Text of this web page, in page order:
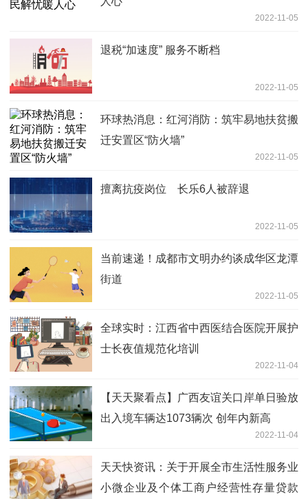
2022-11-05
退税“加速度” 服务不断档
2022-11-05
环球热消息：红河消防：筑牢易地扶贫搬
迁安置区“防火墙”
2022-11-05
擅离抗疫岗位 长乐6人被辞退
2022-11-05
当前速递！成都市文明办约谈成华区龙潭
街道
2022-11-05
全球实时：江西省中西医结合医院开展护
士长夜值规范化培训
2022-11-04
【天天聚看点】广西友谊关口岸单日验放
出入境车辆达1073辆次 创年内新高
2022-11-04
天天快资讯：关于开展全市生活性服务业
小微企业及个体工商户经营性存量贷款